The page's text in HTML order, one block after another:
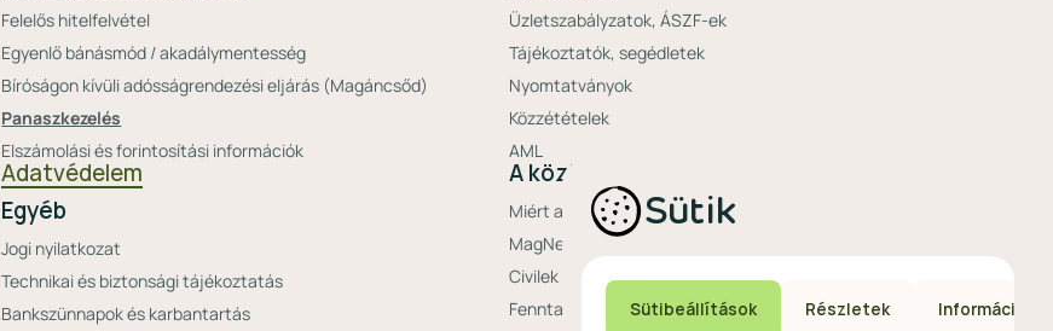
Felelős hitelfelvétel
Egyenlő bánásmód / akadálymentesség
Bíróságon kívüli adósságrendezési eljárás (Magáncsőd)
Panaszkezelés
Elszámolási és forintosítási információk
Üzletszabályzatok, ÁSZF-ek
Tájékoztatók, segédletek
Nyomtatványok
Közzétételek
AML
Adatvédelem
Egyéb
Jogi nyilatkozat
Technikai és biztonsági tájékoztatás
Bankszünnapok és karbantartás
A közösségi bank
Miért a MagNet?
MagNet Extrák
Civilek bankja
Fenntarthatóság a MagNetnél
Sütik
Sütibeállítások Részletek Információ